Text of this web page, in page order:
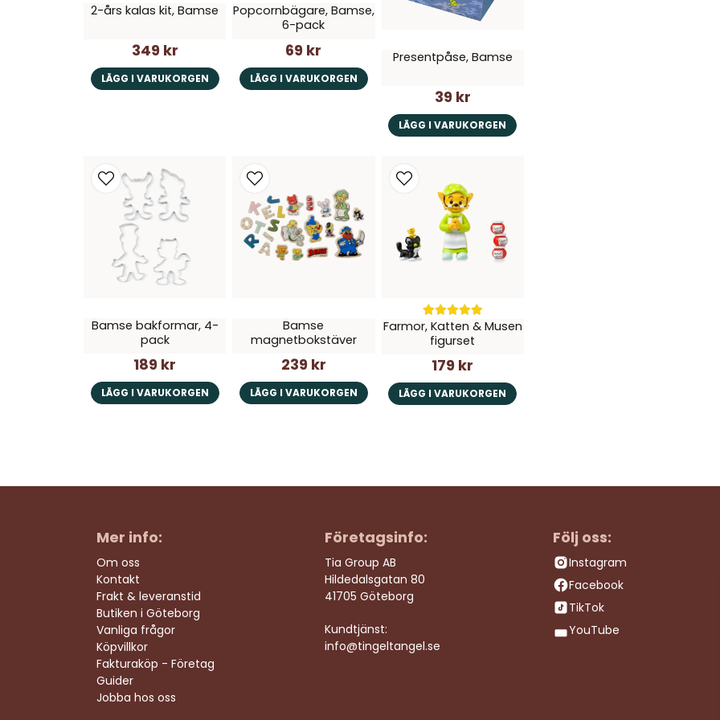
2-års kalas kit, Bamse
349 kr
LÄGG I VARUKORGEN
Popcornbägare, Bamse,
6-pack
69 kr
LÄGG I VARUKORGEN
Presentpåse, Bamse
39 kr
LÄGG I VARUKORGEN
Bamse bakformar, 4-
pack
189 kr
LÄGG I VARUKORGEN
Bamse
magnetbokstäver
239 kr
LÄGG I VARUKORGEN
Farmor, Katten & Musen
figurset
179 kr
LÄGG I VARUKORGEN
Mer info:
Om oss
Kontakt
Frakt & leveranstid
Butiken i Göteborg
Vanliga frågor
Köpvillkor
Fakturaköp - Företag
Guider
Jobba hos oss
Företagsinfo:
Tia Group AB
Hildedalsgatan 80
41705 Göteborg
Kundtjänst:
info@tingeltangel.se
Följ oss:
Instagram
Facebook
TikTok
YouTube